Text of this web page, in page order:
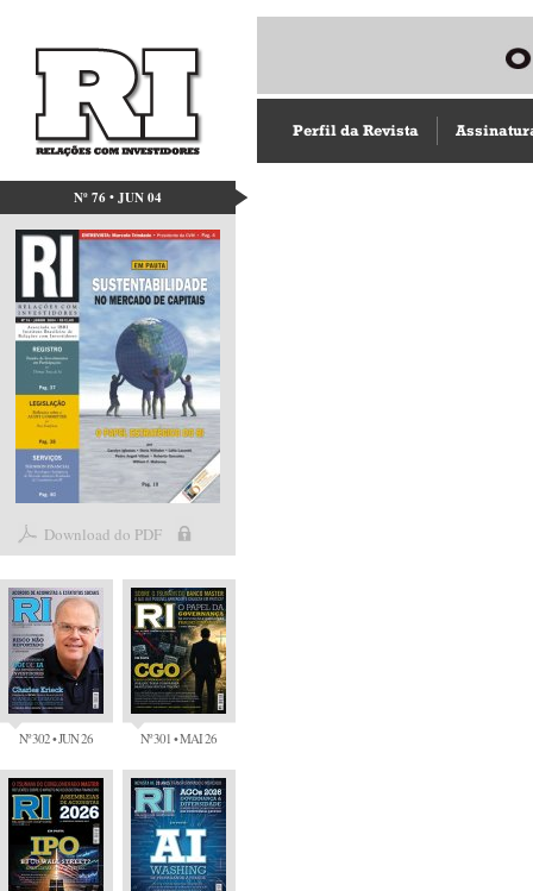
Nº 76 • JUN 04
Download do PDF
Nº 302 • JUN 26 Nº 301 • MAI 26
Perfil da Revista